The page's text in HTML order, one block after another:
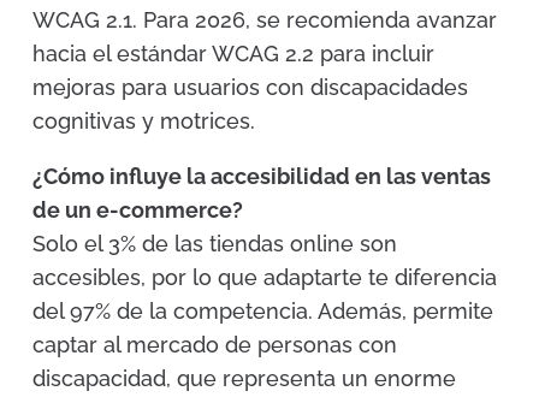
WCAG 2.1. Para 2026, se recomienda avanzar
hacia el estándar WCAG 2.2 para incluir
mejoras para usuarios con discapacidades
cognitivas y motrices.
¿Cómo influye la accesibilidad en las ventas
de un e-commerce?
Solo el 3% de las tiendas online son
accesibles, por lo que adaptarte te diferencia
del 97% de la competencia. Además, permite
captar al mercado de personas con
discapacidad, que representa un enorme